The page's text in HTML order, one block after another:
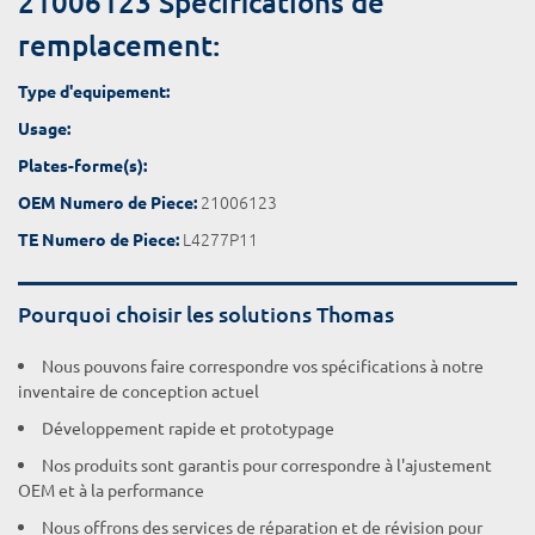
remplacement:
Type d'equipement:
Usage:
Plates-forme(s):
OEM Numero de Piece: 21006123
TE Numero de Piece: L4277P11
Pourquoi choisir les solutions Thomas
Nous pouvons faire correspondre vos spécifications à notre
inventaire de conception actuel
Développement rapide et prototypage
Nos produits sont garantis pour correspondre à l'ajustement
OEM et à la performance
Nous offrons des services de réparation et de révision pour